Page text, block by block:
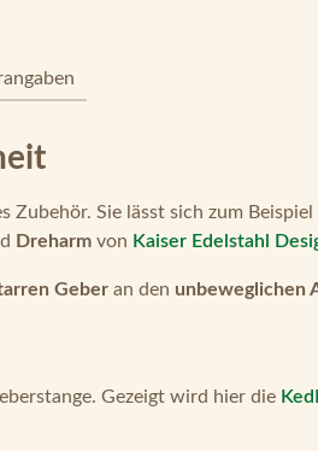
Sie lässt sich zum
Dreharm von Kaiser Edelstahl
Geber an den unbeweglichen
Gezeigt wird hier die